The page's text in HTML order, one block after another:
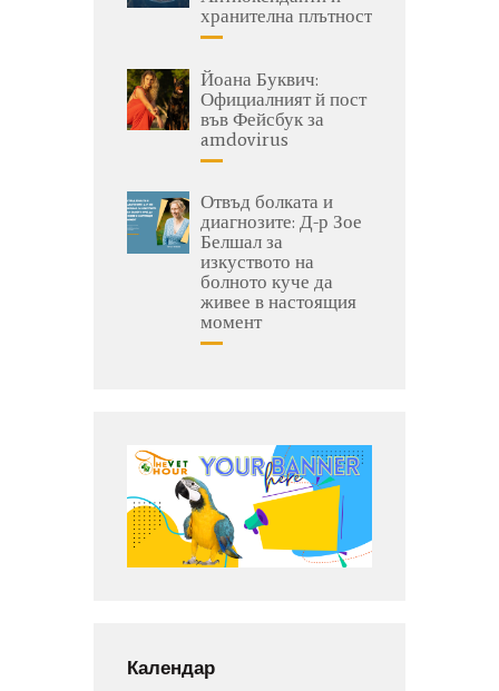
хранителна плътност
Йоана Буквич:
Официалният й пост
във Фейсбук за
amdovirus
Отвъд болката и
диагнозите: Д-р Зое
Белшал за
изкуството на
болното куче да
живее в настоящия
момент
Календар